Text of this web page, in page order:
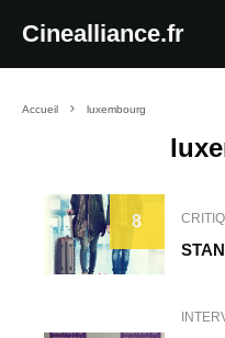
Cinealliance.fr
Accueil luxembourg
8